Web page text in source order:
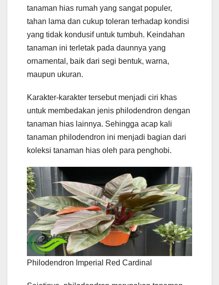
tanaman hias rumah yang sangat populer,
tahan lama dan cukup toleran terhadap kondisi
yang tidak kondusif untuk tumbuh. Keindahan
tanaman ini terletak pada daunnya yang
ornamental, baik dari segi bentuk, warna,
maupun ukuran.
Karakter-karakter tersebut menjadi ciri khas
untuk membedakan jenis philodendron dengan
tanaman hias lainnya. Sehingga acap kali
tanaman philodendron ini menjadi bagian dari
koleksi tanaman hias oleh para penghobi.
Philodendron Imperial Red Cardinal